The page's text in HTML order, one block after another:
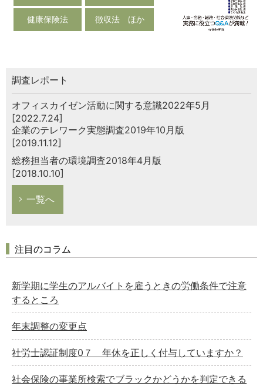
健康保険法 徴収法 ほか
調査レポート
オフィスカイゼン活動に関する意識2022年5月
[2022.7.24]
企業のテレワーク実態調査2019年10月版
[2019.11.12]
総務担当者の環境調査2018年4月版
[2018.10.10]
一覧へ
注目のコラム
新学期に学生のアルバイトを雇うときの労働条件で注意
するところ
年末調整の変更点
社労士認証制度0７ 年休を正しく付与していますか？
社会保険の事業所検索でブラックかどうかを判定できる